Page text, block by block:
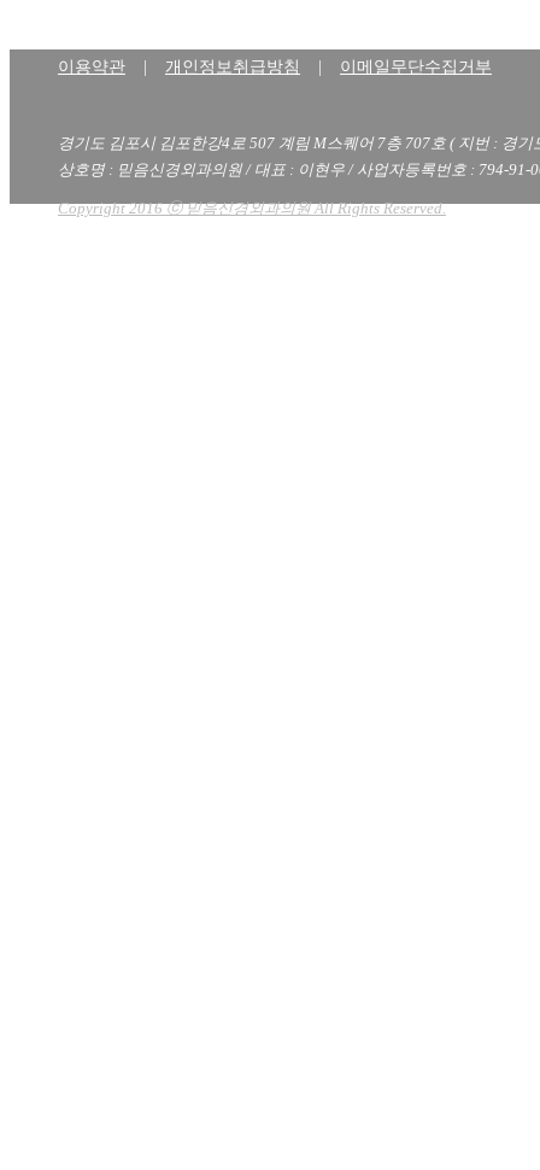
이용약관 개인정보취급방침 이메일무단수집거부
경기도 김포시 김포한강4로 507 계림 M스퀘어 7층 707호 ( 지번 : 경
상호명 : 믿음신경외과의원 / 대표 : 이현우 / 사업자등록번호 : 794-91-
Copyright 2016 ⓒ 믿음신경외과의원 All Rights Reserved.